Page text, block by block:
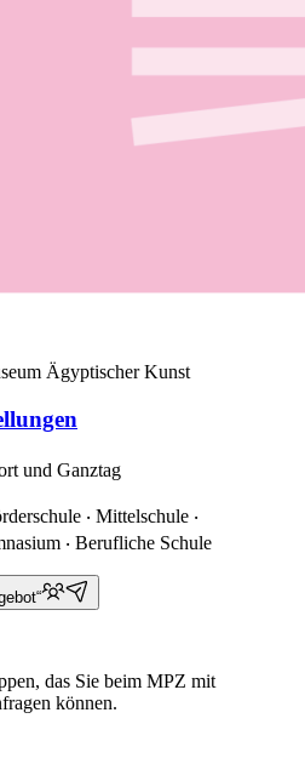
Ägyptischer Kunst
und Ganztag
‧ Mittelschule ‧
‧ Berufliche Schule
das Sie beim MPZ mit
können.